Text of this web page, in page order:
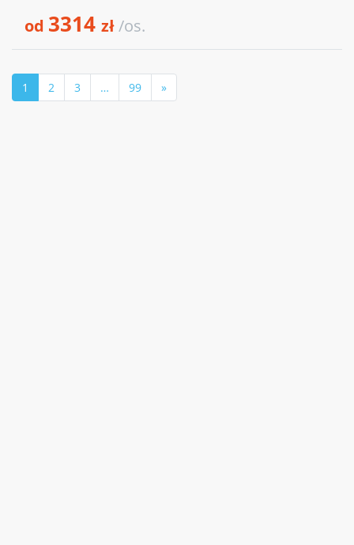
od 3314 zł/os.
1 2 3 … 99 »